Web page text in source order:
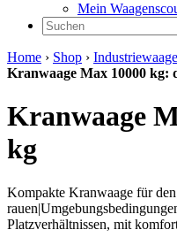
Mein
Home › Shop ›
Kranwaage Max 10000 kg:
Kranwaage
kg
Kompakte Kranwaage für
Platzverhältnissen, mit